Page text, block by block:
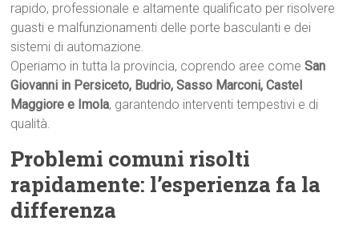
rapido, professionale e altamente qualificato per risolvere
guasti e malfunzionamenti delle porte basculanti e dei
sistemi di automazione.
Operiamo in tutta la provincia, coprendo aree comeSan
Giovanni in Persiceto, Budrio, Sasso Marconi, Castel
Maggiore e Imola, garantendo interventi tempestivi e di
qualità.
Problemi comuni risolti
rapidamente: l’esperienza fa la
differenza